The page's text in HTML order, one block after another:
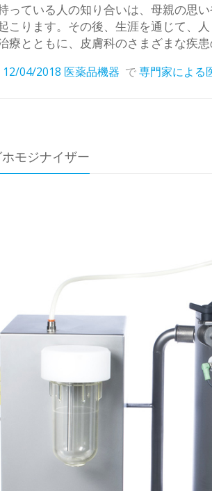
っている人の知り合いは、母親の思
こります。その後、生涯を通じて、
療とともに、皮膚科のさまざまな疾
12/04/2018 医薬品機器 で専門家による
モジナイザー